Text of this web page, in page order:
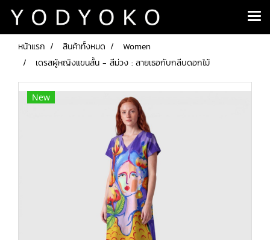
หน้าแรก สินค้าทั้งหมด
Women
เดรสผู้หญิงแขนสั้น - สีม่วง : ลายเธอกับกลีบดอกไม้
New